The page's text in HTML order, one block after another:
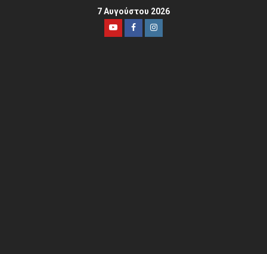
7 Αυγούστου 2026